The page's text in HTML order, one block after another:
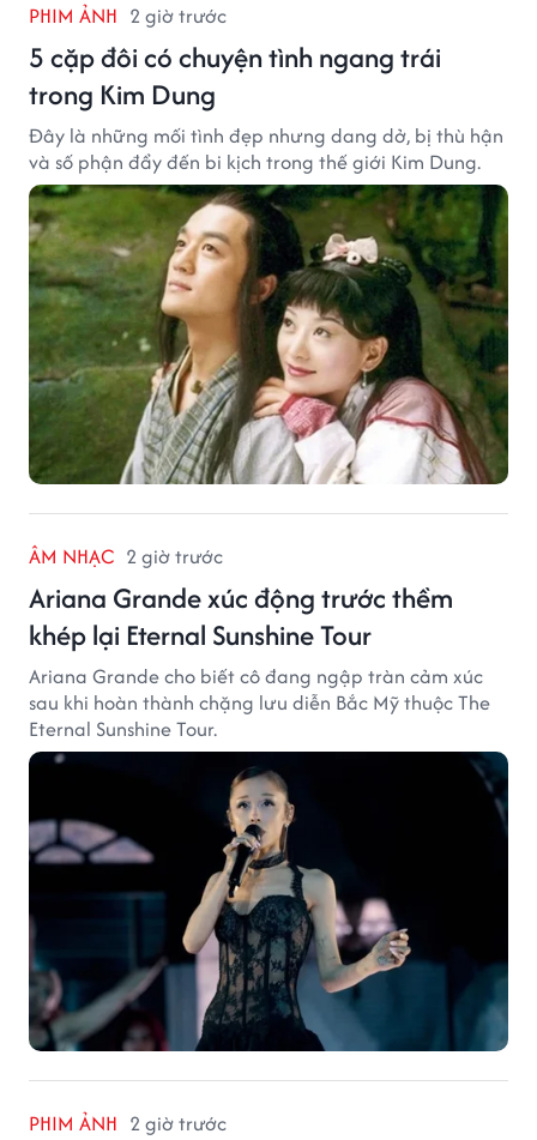
PHIM ẢNH 2 giờ trước
5 cặp đôi có chuyện tình ngang trái
trong Kim Dung
Đây là những mối tình đẹp nhưng dang dở, bị thù hận
và số phận đẩy đến bi kịch trong thế giới Kim Dung.
ÂM NHẠC 2 giờ trước
Ariana Grande xúc động trước thềm
khép lại Eternal Sunshine Tour
Ariana Grande cho biết cô đang ngập tràn cảm xúc
sau khi hoàn thành chặng lưu diễn Bắc Mỹ thuộc The
Eternal Sunshine Tour.
PHIM ẢNH 2 giờ trước